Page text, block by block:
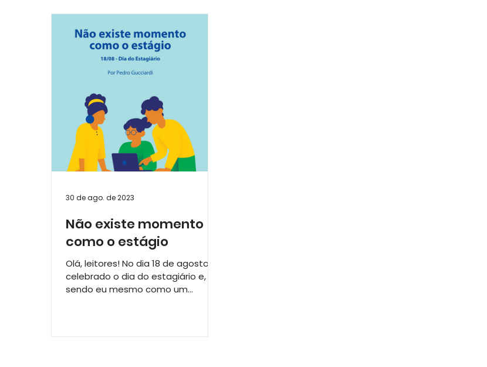
Relatório de Atividades e Impacto
Série Raízes que Constroem: 15 anos
Não existe momento
como o estágio
Olá, leitores! No dia 18 de agosto é
celebrado o dia do estagiário e,
sendo eu mesmo como um
30 de ago. de 2023